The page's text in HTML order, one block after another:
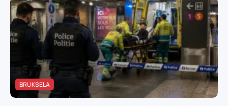
BRUKSELA